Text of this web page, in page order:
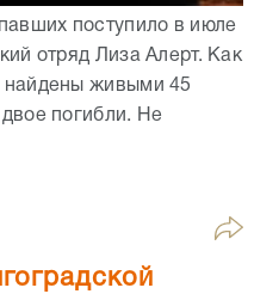
поступило в июле
отряд Лиза Алерт. Как
найдены живыми 45
погибли. Не